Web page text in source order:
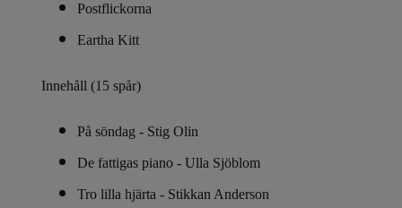
Postflickorna
Eartha Kitt
Innehåll (15 spår)
På söndag - Stig Olin
De fattigas piano - Ulla Sjöblom
Tro lilla hjärta - Stikkan Anderson